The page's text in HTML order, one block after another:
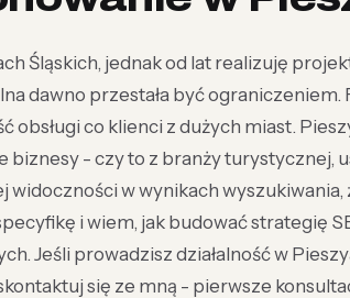
Śląskich, jednak od lat realizuję
dawno przestała być
obsługi co klienci z dużych miast.
biznesy - czy to z branży turystycznej,
w wynikach wyszukiwania,
i wiem, jak budować strategię
Jeśli prowadzisz działalność w
się ze mną - pierwsze